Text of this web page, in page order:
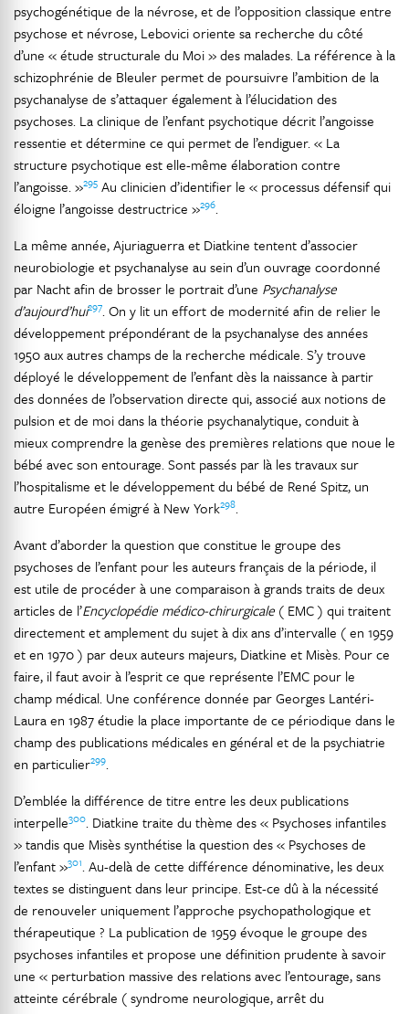
psychogénétique de la névrose, et de l’opposition classique entre
psychose et névrose, Lebovici oriente sa recherche du côté
d’une « étude structurale du Moi » des malades. La référence à la
schizophrénie de Bleuler permet de poursuivre l’ambition de la
psychanalyse de s’attaquer également à l’élucidation des
psychoses. La clinique de l’enfant psychotique décrit l’angoisse
ressentie et détermine ce qui permet de l’endiguer. « La
structure psychotique est elle-même élaboration contre
l’angoisse. »295 Au clinicien d’identifier le « processus défensif qui
éloigne l’angoisse destructrice »296.
La même année, Ajuriaguerra et Diatkine tentent d’associer
neurobiologie et psychanalyse au sein d’un ouvrage coordonné
par Nacht afin de brosser le portrait d’une Psychanalyse
d’aujourd’hui297. On y lit un effort de modernité afin de relier le
développement prépondérant de la psychanalyse des années
1950 aux autres champs de la recherche médicale. S’y trouve
déployé le développement de l’enfant dès la naissance à partir
des données de l’observation directe qui, associé aux notions de
pulsion et de moi dans la théorie psychanalytique, conduit à
mieux comprendre la genèse des premières relations que noue le
bébé avec son entourage. Sont passés par là les travaux sur
l’hospitalisme et le développement du bébé de René Spitz, un
autre Européen émigré à New York298.
Avant d’aborder la question que constitue le groupe des
psychoses de l’enfant pour les auteurs français de la période, il
est utile de procéder à une comparaison à grands traits de deux
articles de l’Encyclopédie médico-chirurgicale ( EMC ) qui traitent
directement et amplement du sujet à dix ans d’intervalle ( en 1959
et en 1970 ) par deux auteurs majeurs, Diatkine et Misès. Pour ce
faire, il faut avoir à l’esprit ce que représente l’EMC pour le
champ médical. Une conférence donnée par Georges Lantéri-
Laura en 1987 étudie la place importante de ce périodique dans le
champ des publications médicales en général et de la psychiatrie
en particulier299.
D’emblée la différence de titre entre les deux publications
interpelle300. Diatkine traite du thème des « Psychoses infantiles
» tandis que Misès synthétise la question des « Psychoses de
l’enfant »301. Au-delà de cette différence dénominative, les deux
textes se distinguent dans leur principe. Est-ce dû à la nécessité
de renouveler uniquement l’approche psychopathologique et
thérapeutique ? La publication de 1959 évoque le groupe des
psychoses infantiles et propose une définition prudente à savoir
une « perturbation massive des relations avec l’entourage, sans
atteinte cérébrale ( syndrome neurologique, arrêt du